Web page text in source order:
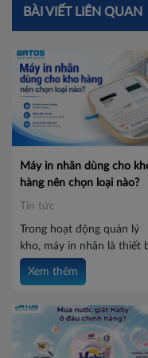
BÀI VIẾT LIÊN QUAN
Máy in nhãn dùng cho
hàng nên chọn loại nào?
Tin tức
Trong hoạt động quản lý
kho, máy in nhãn là thiết
hỗ trợ quan trọng giúp
doanh nghiệp in tem hàng
tin sản phẩm và nhãn vị
một cách nhanh chóng.
nhiên, thị trường hiện có
Xem thêm